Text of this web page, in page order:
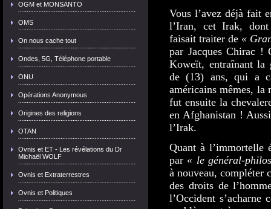
OGM et MONSANTO
OMS
On nous cache tout
Ondes, 5G, Téléphone portable
ONU
Opérations Anonymous
Origines des religions
OTAN
Ovnis et ET - Les révélations du Dr
Michaël WOLF
Ovnis et Extraterrestres
Ovnis et Politiques
Vous l’avez déjà fait
l’Iran, cet Irak, dont
faisait traiter de «
par Jacques Chirac !
Koweït, entraînant la
de (13) ans, qui a
américains mêmes, la
fut ensuite la
en Afghanistan !
l’Irak.
Quant à l’immortelle
par « le général-
à nouveau, compléter
des droits de
l’Occident